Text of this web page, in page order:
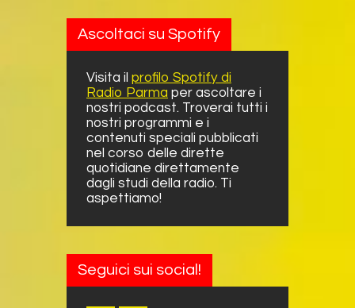
Ascoltaci su Spotify
Visita il profilo Spotify di
Radio Parma per ascoltare i
nostri podcast. Troverai tutti i
nostri programmi e i
contenuti speciali pubblicati
nel corso delle dirette
quotidiane direttamente
dagli studi della radio. Ti
aspettiamo!
Seguici sui social!